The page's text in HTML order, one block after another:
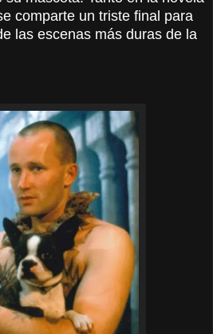
comparte un triste final para
las escenas más duras de la